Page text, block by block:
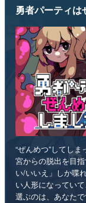
勇者パーティは
“ぜんめつ”してし
宮からの脱出を目
い/いいえ」しか喋
い人形になってい
選ぶのは、あなたで